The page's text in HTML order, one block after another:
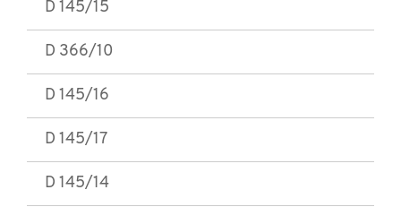
D 145/15
D 366/10
D 145/16
D 145/17
D 145/14